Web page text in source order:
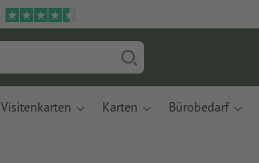
Visitenkarten Karten Bürobedarf